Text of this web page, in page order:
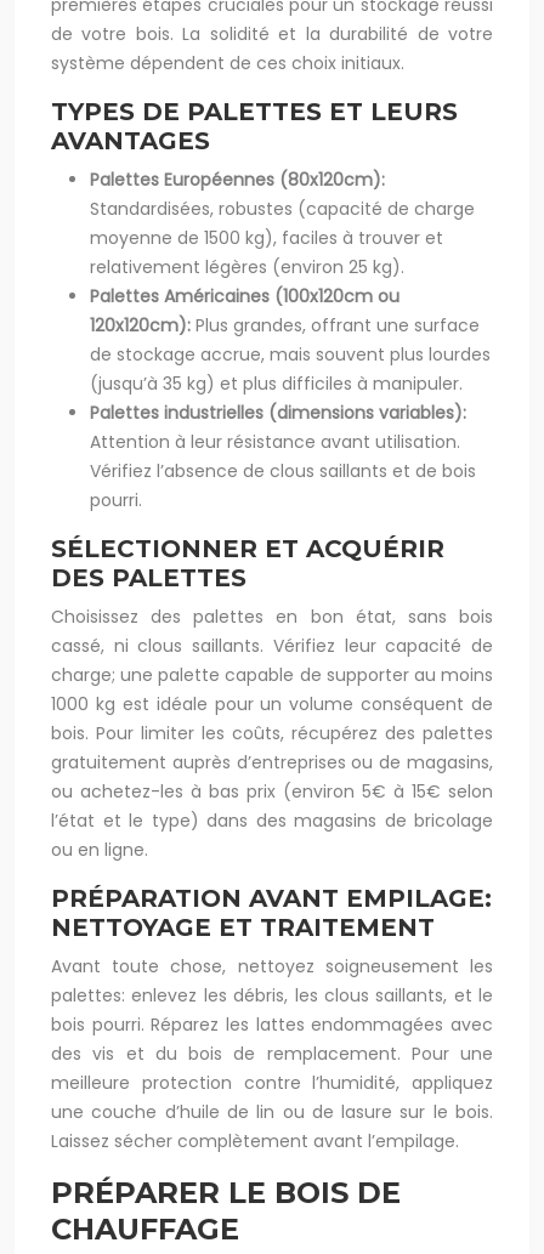
premières étapes cruciales pour un stockage réussi
de votre bois. La solidité et la durabilité de votre
système dépendent de ces choix initiaux.
TYPES DE PALETTES ET LEURS
AVANTAGES
Palettes Européennes (80x120cm):
Standardisées, robustes (capacité de charge
moyenne de 1500 kg), faciles à trouver et
relativement légères (environ 25 kg).
Palettes Américaines (100x120cm ou
120x120cm): Plus grandes, offrant une surface
de stockage accrue, mais souvent plus lourdes
(jusqu’à 35 kg) et plus difficiles à manipuler.
Palettes industrielles (dimensions variables):
Attention à leur résistance avant utilisation.
Vérifiez l’absence de clous saillants et de bois
pourri.
SÉLECTIONNER ET ACQUÉRIR
DES PALETTES
Choisissez des palettes en bon état, sans bois
cassé, ni clous saillants. Vérifiez leur capacité de
charge; une palette capable de supporter au moins
1000 kg est idéale pour un volume conséquent de
bois. Pour limiter les coûts, récupérez des palettes
gratuitement auprès d’entreprises ou de magasins,
ou achetez-les à bas prix (environ 5€ à 15€ selon
l’état et le type) dans des magasins de bricolage
ou en ligne.
PRÉPARATION AVANT EMPILAGE:
NETTOYAGE ET TRAITEMENT
Avant toute chose, nettoyez soigneusement les
palettes: enlevez les débris, les clous saillants, et le
bois pourri. Réparez les lattes endommagées avec
des vis et du bois de remplacement. Pour une
meilleure protection contre l’humidité, appliquez
une couche d’huile de lin ou de lasure sur le bois.
Laissez sécher complètement avant l’empilage.
PRÉPARER LE BOIS DE
CHAUFFAGE